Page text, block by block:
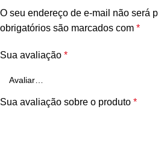
O seu endereço de e-mail não será
obrigatórios são marcados com *
Sua avaliação *
Sua avaliação sobre o produto *